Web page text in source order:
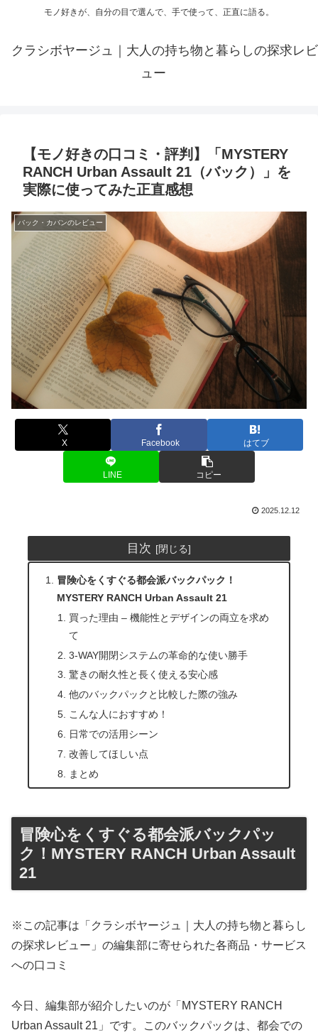
モノ好きが、自分の目で選んで、手で使って、正直に語る。
クラシボヤージュ｜大人の持ち物と暮らしの探求レビ
ュー
【モノ好きの口コミ・評判】「MYSTERY
RANCH Urban Assault 21（バック）」を
実際に使ってみた正直感想
バック・カバンのレビュー
X Facebook はてブ
LINE コピー
2025.12.12
目次
冒険心をくすぐる都会派バックパック！
MYSTERY RANCH Urban Assault 21
買った理由 – 機能性とデザインの両立を求め
て
3-WAY開閉システムの革命的な使い勝手
驚きの耐久性と長く使える安心感
他のバックパックと比較した際の強み
こんな人におすすめ！
日常での活用シーン
改善してほしい点
まとめ
冒険心をくすぐる都会派バックパッ
ク！MYSTERY RANCH Urban Assault
21
※この記事は「クラシボヤージュ｜大人の持ち物と暮らし
の探求レビュー」の編集部に寄せられた各商品・サービス
への口コミ
今日、編集部が紹介したいのが「MYSTERY RANCH
Urban Assault 21」です。このバックパックは、都会での